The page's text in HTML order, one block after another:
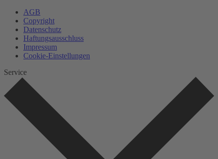
AGB
Copyright
Datenschutz
Haftungsausschluss
Impressum
Cookie-Einstellungen
Service